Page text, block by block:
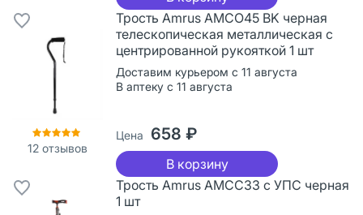
12 отзывов
Трость Amrus AMCО45 BK черная
телескопическая металлическая с
центрированной рукояткой 1 шт
Доставим курьером с 11 августа
В аптеку с 11 августа
Цена 658 ₽
В корзину
Трость Amrus AMСС33 с УПС черная
1 шт